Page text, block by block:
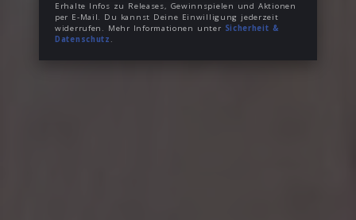
Erhalte Infos zu Releases, Gewinnspielen und Aktionen
per E-Mail. Du kannst Deine Einwilligung jederzeit
widerrufen. Mehr Informationen unter Sicherheit &
Datenschutz .